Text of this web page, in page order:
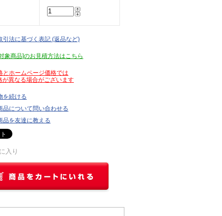
引法に基づく表記 (返品など)
象商品]のお見積方法はこちら
とホームページ価格では
異なる場合がございます
を続ける
品について問い合わせる
品を友達に教える
入り